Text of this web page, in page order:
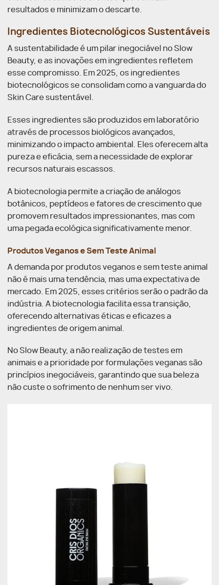
resultados e minimizam o descarte.
Ingredientes Biotecnológicos Sustentáveis
A sustentabilidade é um pilar inegociável no Slow
Beauty, e as inovações em ingredientes refletem
esse compromisso. Em 2025, os ingredientes
biotecnológicos se consolidam como a vanguarda do
Skin Care sustentável.
Esses ingredientes são produzidos em laboratório
através de processos biológicos avançados,
minimizando o impacto ambiental. Eles oferecem alta
pureza e eficácia, sem a necessidade de explorar
recursos naturais escassos.
A biotecnologia permite a criação de análogos
botânicos, peptídeos e fatores de crescimento que
promovem resultados impressionantes, mas com
uma pegada ecológica significativamente menor.
Produtos Veganos e Sem Teste Animal
A demanda por produtos veganos e sem teste animal
não é mais uma tendência, mas uma expectativa de
mercado. Em 2025, esses critérios serão o padrão da
indústria. A biotecnologia facilita essa transição,
oferecendo alternativas éticas e eficazes a
ingredientes de origem animal.
No Slow Beauty, a não realização de testes em
animais e a prioridade por formulações veganas são
princípios inegociáveis, garantindo que sua beleza
não custe o sofrimento de nenhum ser vivo.